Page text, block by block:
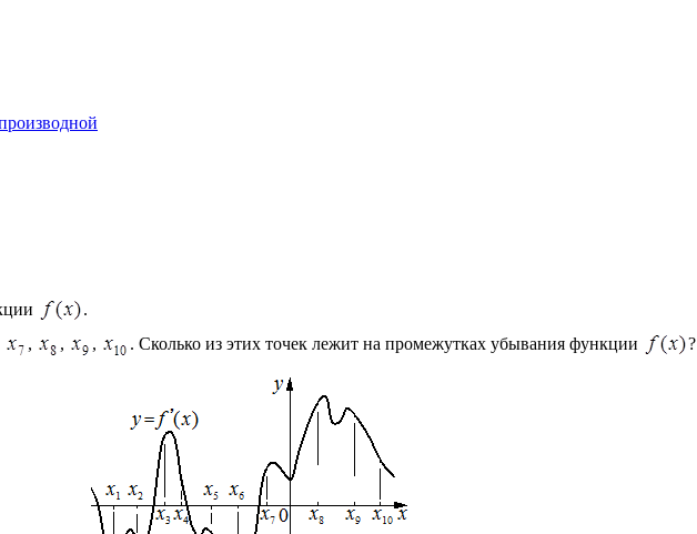
.
, , , . Сколько из этих точек лежит на промежутках убывания функции ?